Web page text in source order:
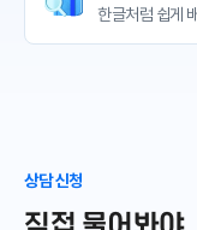
한글처럼 쉽게
상담 신청